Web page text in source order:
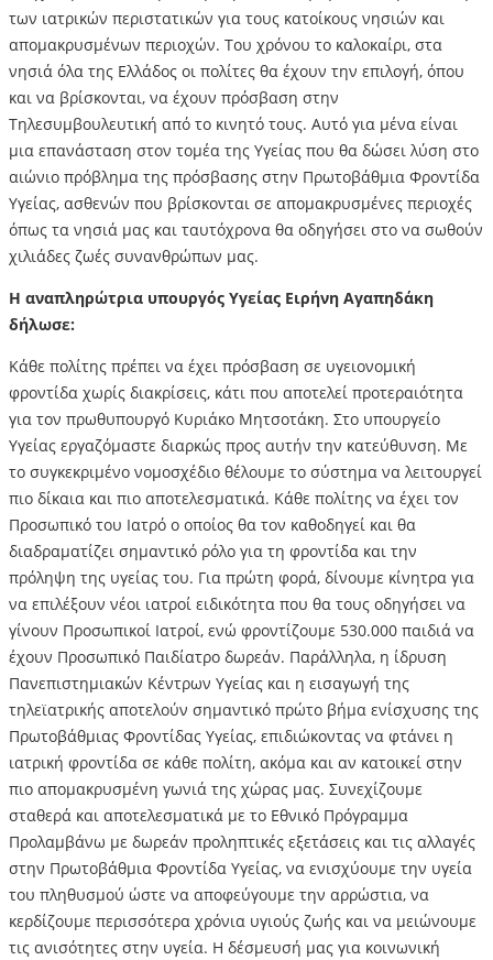
των ιατρικών περιστατικών για τους κατοίκους νησιών και
απομακρυσμένων περιοχών. Του χρόνου το καλοκαίρι, στα
νησιά όλα της Ελλάδος οι πολίτες θα έχουν την επιλογή, όπου
και να βρίσκονται, να έχουν πρόσβαση στην
Τηλεσυμβουλευτική από το κινητό τους. Αυτό για μένα είναι
μια επανάσταση στον τομέα της Υγείας που θα δώσει λύση στο
αιώνιο πρόβλημα της πρόσβασης στην Πρωτοβάθμια Φροντίδα
Υγείας, ασθενών που βρίσκονται σε απομακρυσμένες περιοχές
όπως τα νησιά μας και ταυτόχρονα θα οδηγήσει στο να σωθούν
χιλιάδες ζωές συνανθρώπων μας.
Η αναπληρώτρια υπουργός Υγείας Ειρήνη Αγαπηδάκη
δήλωσε:
Κάθε πολίτης πρέπει να έχει πρόσβαση σε υγειονομική
φροντίδα χωρίς διακρίσεις, κάτι που αποτελεί προτεραιότητα
για τον πρωθυπουργό Κυριάκο Μητσοτάκη. Στο υπουργείο
Υγείας εργαζόμαστε διαρκώς προς αυτήν την κατεύθυνση. Με
το συγκεκριμένο νομοσχέδιο θέλουμε το σύστημα να λειτουργεί
πιο δίκαια και πιο αποτελεσματικά. Κάθε πολίτης να έχει τον
Προσωπικό του Ιατρό ο οποίος θα τον καθοδηγεί και θα
διαδραματίζει σημαντικό ρόλο για τη φροντίδα και την
πρόληψη της υγείας του. Για πρώτη φορά, δίνουμε κίνητρα για
να επιλέξουν νέοι ιατροί ειδικότητα που θα τους οδηγήσει να
γίνουν Προσωπικοί Ιατροί, ενώ φροντίζουμε 530.000 παιδιά να
έχουν Προσωπικό Παιδίατρο δωρεάν. Παράλληλα, η ίδρυση
Πανεπιστημιακών Κέντρων Υγείας και η εισαγωγή της
τηλεϊατρικής αποτελούν σημαντικό πρώτο βήμα ενίσχυσης της
Πρωτοβάθμιας Φροντίδας Υγείας, επιδιώκοντας να φτάνει η
ιατρική φροντίδα σε κάθε πολίτη, ακόμα και αν κατοικεί στην
πιο απομακρυσμένη γωνιά της χώρας μας. Συνεχίζουμε
σταθερά και αποτελεσματικά με το Εθνικό Πρόγραμμα
Προλαμβάνω με δωρεάν προληπτικές εξετάσεις και τις αλλαγές
στην Πρωτοβάθμια Φροντίδα Υγείας, να ενισχύουμε την υγεία
του πληθυσμού ώστε να αποφεύγουμε την αρρώστια, να
κερδίζουμε περισσότερα χρόνια υγιούς ζωής και να μειώνουμε
τις ανισότητες στην υγεία. Η δέσμευσή μας για κοινωνική